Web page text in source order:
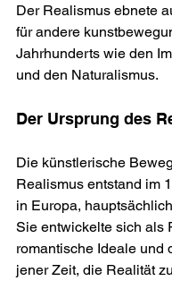
Der Realismus ebnete
für andere
Jahrhunderts wie den
und den Naturalismus.
Der Ursprung des
Die künstlerische
Realismus entstand im
in Europa,
Sie entwickelte sich als
romantische Ideale und
jener Zeit, die Realität